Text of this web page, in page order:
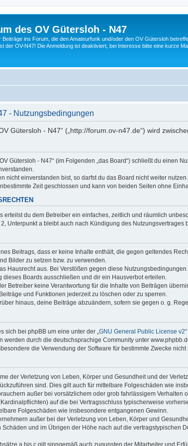
des OV Gütersloh - N47
Beiträge ins Forum, die den Amateurfunk und/oder den OV Gütersloh
der OV-N47! Die Anmeldung ist deaktiviert, bei Interesse bitte eine kurze
- Nutzungsbedingungen
Gütersloh - N47“ („http://forum.ov-n47.de“) wird
Gütersloh - N47“ (im Folgenden „das Board“) schließt du einen
nicht einverstanden bist, so darfst du das Board nicht weiter
Zeit geschlossen und kann von beiden Seiten ohne
erteilst du dem Betreiber ein einfaches, zeitlich und räumlich
Unterpunkt a bleibt auch nach Kündigung des Nutzungsvertrages
Beitrags, dass er keine Inhalte enthält, die gegen geltendes
Bilder zu setzen bzw. zu verwenden.
Hausrecht aus. Bei Verstößen gegen diese
dieses Boards ausschließen und dir ein Hausverbot erteilen.
Betreiber keine Verantwortung für die Inhalte von Beiträgen
und Funktionen jederzeit zu löschen oder zu sperren.
hinaus, deine Beiträge abzuändern, sofern sie gegen o. g.
sich bei phpBB um eine unter der „ GNU General Public License v2
werden durch die deutschsprachige Community unter
die Verwendung der Software für bestimmte Zwecke
der Verletzung von Leben, Körper und Gesundheit und der
sind. Dies gilt auch für mittelbare Folgeschäden wie
außer bei vorsätzlichem oder grob fahrlässigem
auf die bei Vertragsschluss typischerweise
Folgeschäden wie insbesondere entgangenen Gewinn.
außer bei der Verletzung von Leben, Körper und
und im Übrigen der Höhe nach auf die
a bis c gilt sinngemäß auch zugunsten der Mitarbeiter und